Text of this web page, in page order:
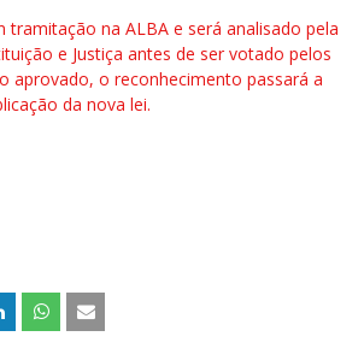
tramitação na ALBA e será analisado pela
e Justiça antes de ser votado pelos
aprovado, o reconhecimento passará a
da nova lei.